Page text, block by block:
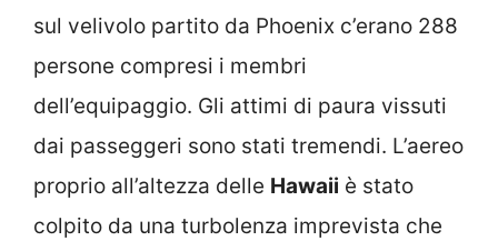
sul velivolo partito da Phoenix c’erano 288
persone compresi i membri
dell’equipaggio. Gli attimi di paura vissuti
dai passeggeri sono stati tremendi. L’aereo
proprio all’altezza delle Hawaii è stato
colpito da una turbolenza imprevista che